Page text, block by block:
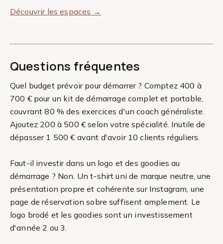
Découvrir les espaces →
Questions fréquentes
Quel budget prévoir pour démarrer ? Comptez 400 à
700 € pour un kit de démarrage complet et portable,
couvrant 80 % des exercices d'un coach généraliste.
Ajoutez 200 à 500 € selon votre spécialité. Inutile de
dépasser 1 500 € avant d'avoir 10 clients réguliers.
Faut-il investir dans un logo et des goodies au
démarrage ? Non. Un t-shirt uni de marque neutre, une
présentation propre et cohérente sur Instagram, une
page de réservation sobre suffisent amplement. Le
logo brodé et les goodies sont un investissement
d'année 2 ou 3.